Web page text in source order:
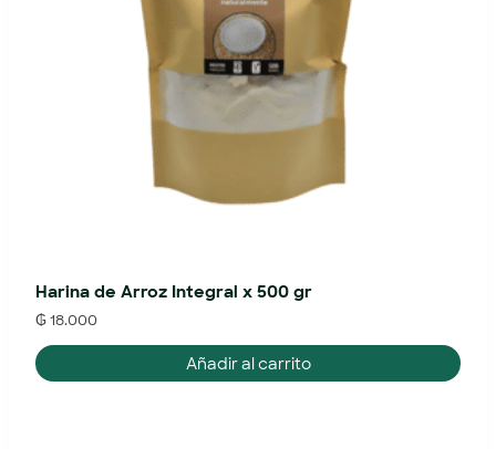
Harina de Arroz Integral x 500 gr
₲18.000
Añadir al carrito